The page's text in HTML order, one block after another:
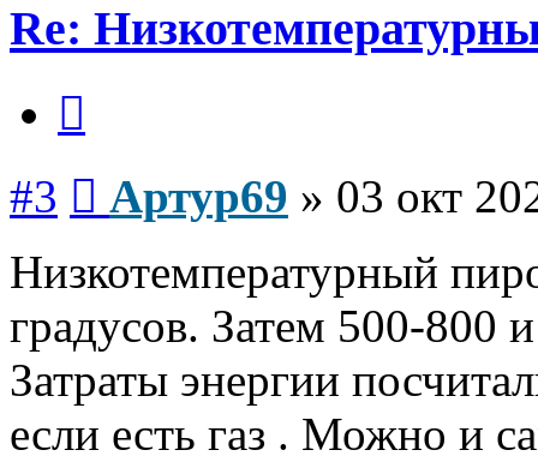
Re:
#3 Артур69 » 03 окт
Низкотемпературный
градусов. Затем 500-800
Затраты энергии
если есть газ . Можно и